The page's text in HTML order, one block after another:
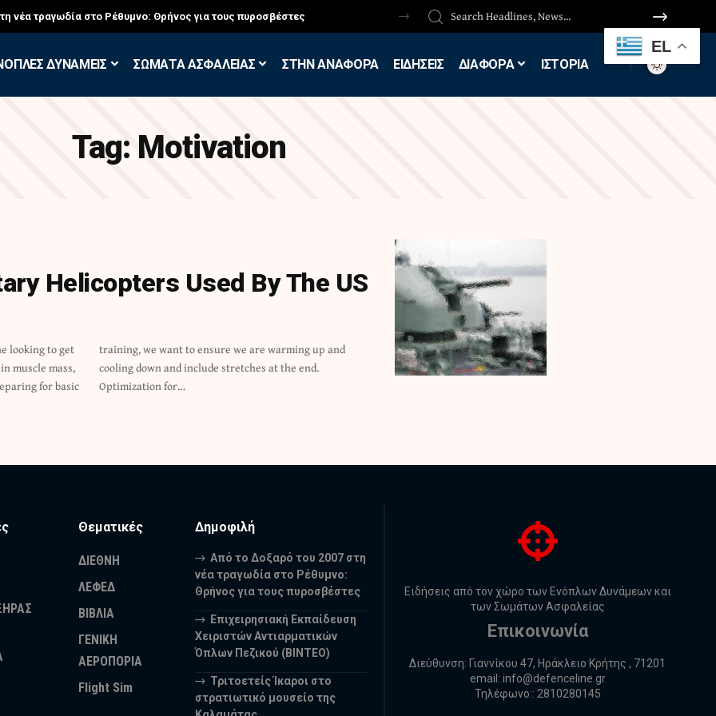
νέα τραγωδία στο Ρέθυμνο: Θρήνος για τους πυροσβέστες
ΔΥΝΑΜΕΙΣ ΣΩΜΑΤΑ ΑΣΦΑΛΕΙΑΣ ΣΤΗΝ ΑΝΑΦΟΡΑ ΕΙΔΗΣΕΙΣ ΔΙΑΦΟΡΑ ΙΣΤΟΡΙΑ
Tag: Motivation
Helicopters Used By The US
looking to get
muscle mass,
for basic
up and
at the end.
Optimization for…
Θεματικές
ΔΙΕΘΝΗ
ΛΕΦΕΔ
ΒΙΒΛΙΑ
ΓΕΝΙΚΗ
ΑΕΡΟΠΟΡΙΑ
Flight Sim
Δημοφιλή
Από το Δοξαρό του 2007 στη
νέα τραγωδία στο Ρέθυμνο:
Θρήνος για τους πυροσβέστες
Επιχειρησιακή Εκπαίδευση
Χειριστών Αντιαρματικών
Όπλων Πεζικού (ΒΙΝΤΕΟ)
Τριτοετείς Ίκαροι στο
στρατιωτικό μουσείο της
Ειδήσεις από τον χώρο των Ενόπλων Δυνάμεων και
των Σωμάτων Ασφαλείας
Επικοινωνία
Διεύθυνση: Γιαννίκου 47, Ηράκλειο Κρήτης , 71201
email: info@defenceline.gr
Τηλέφωνο:: 2810280145
EL